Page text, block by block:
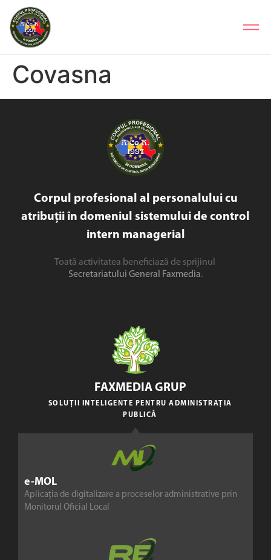
Covasna
Corpul profesional al personalului cu
atribuții în domeniul sistemului de control
intern managerial
Toată activitatea beneficiază de sprijinul
Secretariatului General Faxmedia.
e-MOL
Aplicația de digitalizare a proceselor administrative prin
Monitorul Oficial Local
FAXMEDIA GRUP
SOLUȚII INTELIGENTE PENTRU ADMINISTRAȚIA
PUBLICĂ